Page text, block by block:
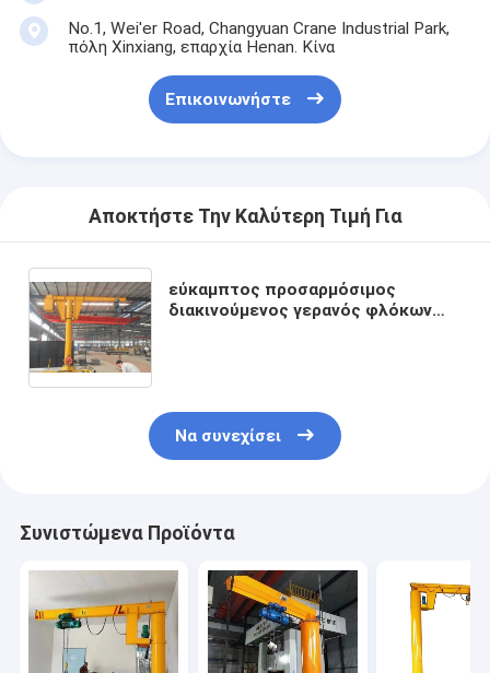
No.1, Wei'er Road, Changyuan Crane Industrial Park,
πόλη Xinxiang, επαρχία Henan. Κίνα
Επικοινωνήστε
Αποκτήστε Την Καλύτερη Τιμή Για
εύκαμπτος προσαρμόσιμος
διακινούμενος γερανός φλόκων
Να συνεχίσει
Συνιστώμενα Προϊόντα